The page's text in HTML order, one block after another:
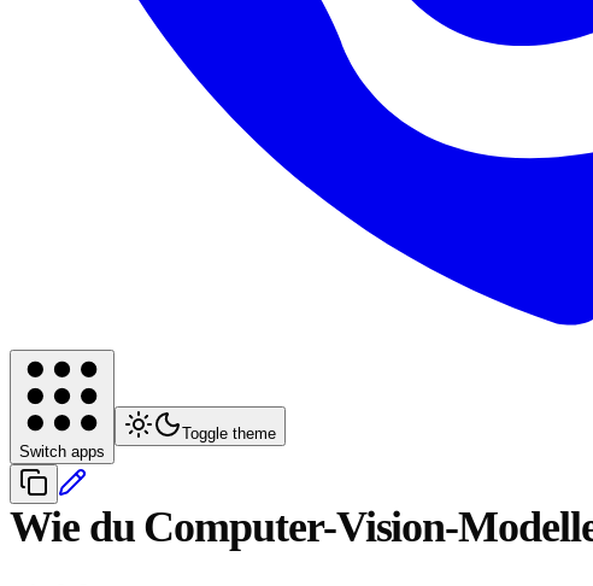
Switch apps
Toggle theme
Wie du Computer-Vision-